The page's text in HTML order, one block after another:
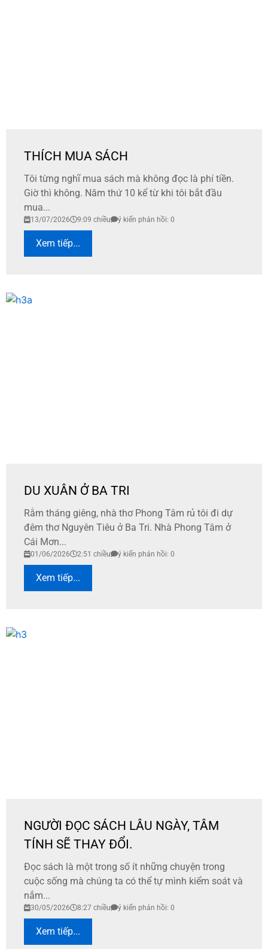
THÍCH MUA SÁCH
Tôi từng nghĩ mua sách mà không đọc là phí tiền.
Giờ thì không. Năm thứ 10 kể từ khi tôi bắt đầu
mua...
13/07/2026 9:09 chiều ý kiến phản hồi: 0
Xem tiếp...
DU XUÂN Ở BA TRI
Rằm tháng giêng, nhà thơ Phong Tâm rủ tôi đi dự
đêm thơ Nguyên Tiêu ở Ba Tri. Nhà Phong Tâm ở
Cái Mơn...
01/06/2026 2:51 chiều ý kiến phản hồi: 0
Xem tiếp...
NGƯỜI ĐỌC SÁCH LÂU NGÀY, TÂM
TÍNH SẼ THAY ĐỔI.
Đọc sách là một trong số ít những chuyện trong
cuộc sống mà chúng ta có thể tự mình kiểm soát và
nắm...
30/05/2026 8:27 chiều ý kiến phản hồi: 0
Xem tiếp...